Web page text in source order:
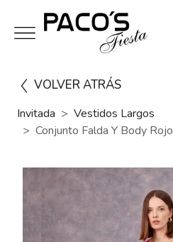
VOLVER ATRÁS
Invitada
Vestidos Largos
Conjunto Falda Y Body Rojo